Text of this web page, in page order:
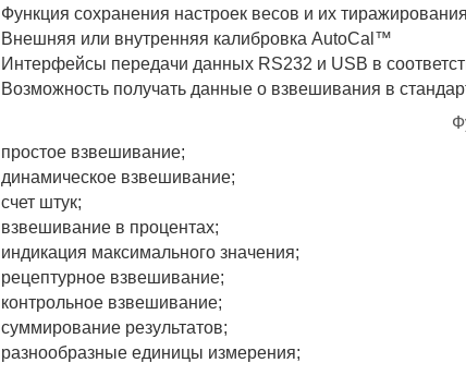
Функция сохранения настроек весов и их тиражирования
Внешняя или внутренняя калибровка AutoCal™
Интерфейсы передачи данных RS232 и USB в
Возможность получать данные о взвешивания в
простое взвешивание;
динамическое взвешивание;
счет штук;
взвешивание в процентах;
индикация максимального значения;
рецептурное взвешивание;
контрольное взвешивание;
суммирование результатов;
разнообразные единицы измерения;